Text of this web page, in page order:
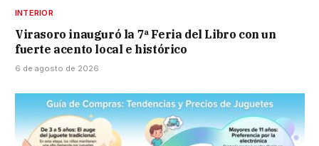
INTERIOR
Virasoro inauguró la 7ª Feria del Libro con un
fuerte acento local e histórico
6 de agosto de 2026